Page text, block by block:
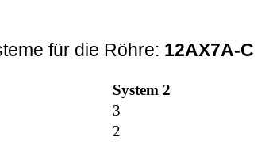
für die Röhre: 12AX7A-C
System 2
3
2